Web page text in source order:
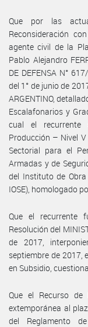
Que por las
Reconsideración
agente civil de la
Pablo Alejandro
DE DEFENSA N°
del 1° de junio de
ARGENTINO,
Escalafonarios y
cual el recurrente
Producción – Nivel
Sectorial para el
Armadas y de
del Instituto de Obra
IOSE), homologado
Que el recurrente
Resolución del
de 2017,
septiembre de 2017,
en Subsidio,
Que el Recurso de
extemporánea al
del Reglamento